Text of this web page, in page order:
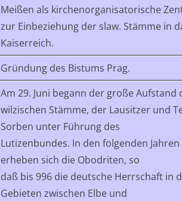
Meißen als kirchenorganisatorische
zur Einbeziehung der slaw. Stämme in
Kaiserreich.
Gründung des Bistums Prag.
Am 29. Juni begann der große Aufstand
wilzischen Stämme, der Lausitzer und
Sorben unter Führung des
Lutizenbundes. In den folgenden Jahren
erheben sich die Obodriten, so
daß bis 996 die deutsche Herrschaft in
Gebieten zwischen Elbe und